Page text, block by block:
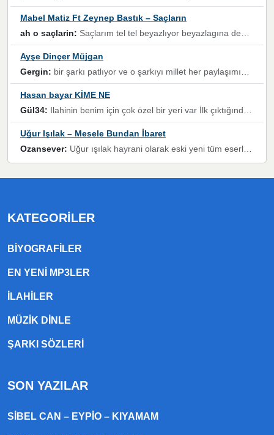
Mabel Matiz Ft Zeynep Bastık – Saçların
ah o saçlarin: Saçlarım tel tel beyazlıyor beyazlagına degil yanımda sen yoksun ona üzülüyorum günler bir bir geçiyor geçen günlere değil sensiz geçen günlere darılıyorum,Dinledikce asla kavusamayacagim ama asla unutamicagim sevdiğim adam için yanar içim
Ayşe Dinçer Müjgan
Gergin: bir şarkı patlıyor ve o şarkıyı millet her paylaşımın altına koyuyor ve öyle bir durum hal alıyor ki şarkıyı dinlemeden şarkıdan bikıyorsun Ama bu enteresan bir şekilde dillere dolanıyor millet olarak seviyoruz dertlerle boğuşurken bir yandan da göbek atmayi))) diyeceklerim bu kadar güzel hoş bir sayfa emeğinize sağlık arkadaşlar kolay gelsin
Hasan bayar KİME NE
Gül34: Ilahinin benim için çok özel bir yeri var İlk çıktığında komşum ne kadar yüksek sesle dinliyorsa orada duymuştum ve YouTube'dan aratıp Bu ilahiyi bulmuştum ve sonra müdavimi oldum günlük Ben de 3-5 kere dinleyip ezberleyip artık ilahiye bende eşlik ediyorum yüksek sesle Allah razı olsun hizmet nimettir Rabbim sizin zahmetlerinize de hayırlı nimetler versin Selam ve dua ile Allah'a emanet olun
Uğur Işılak – Mesele Bundan İbaret
Ozansever: Uğur ışılak hayrani olarak eski yeni tüm eserlerini keyifle huzurla dinleyenlerden birisiyim, emeğine saygı duyan gönül veren bunu en güzel şekilde sevenlerine ulaştıran siz değerli sayfa yöneticilerine de teşekkür ederim
KATEGORILER
BIYOGRAFILER
EN YENI MP3LER
ILAHILER
MÜZIK DINLE
ŞARKI SÖZLERI
SON YAZILAR
SIBEL CAN – EYPIO – KIYAMAM